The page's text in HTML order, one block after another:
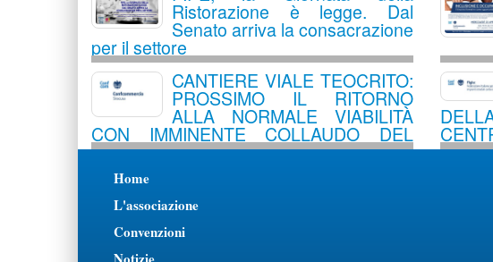
Ristorazione è legge. Dal
Senato arriva la consacrazione
per il settore
CANTIERE VIALE TEOCRITO:
PROSSIMO IL RITORNO
ALLA NORMALE VIABILITÀ
CON IMMINENTE COLLAUDO DEL
TRATTO STRADALE INTERESSATO
PER
Home
L'associazione
Convenzioni